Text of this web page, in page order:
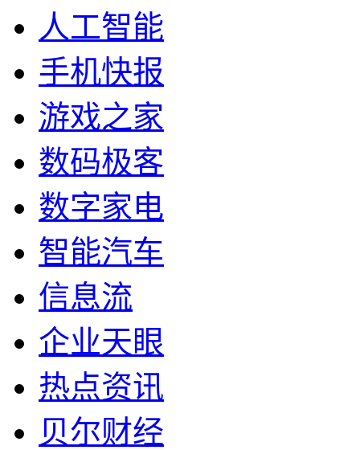
人工智能
手机快报
游戏之家
数码极客
数字家电
智能汽车
信息流
企业天眼
热点资讯
贝尔财经